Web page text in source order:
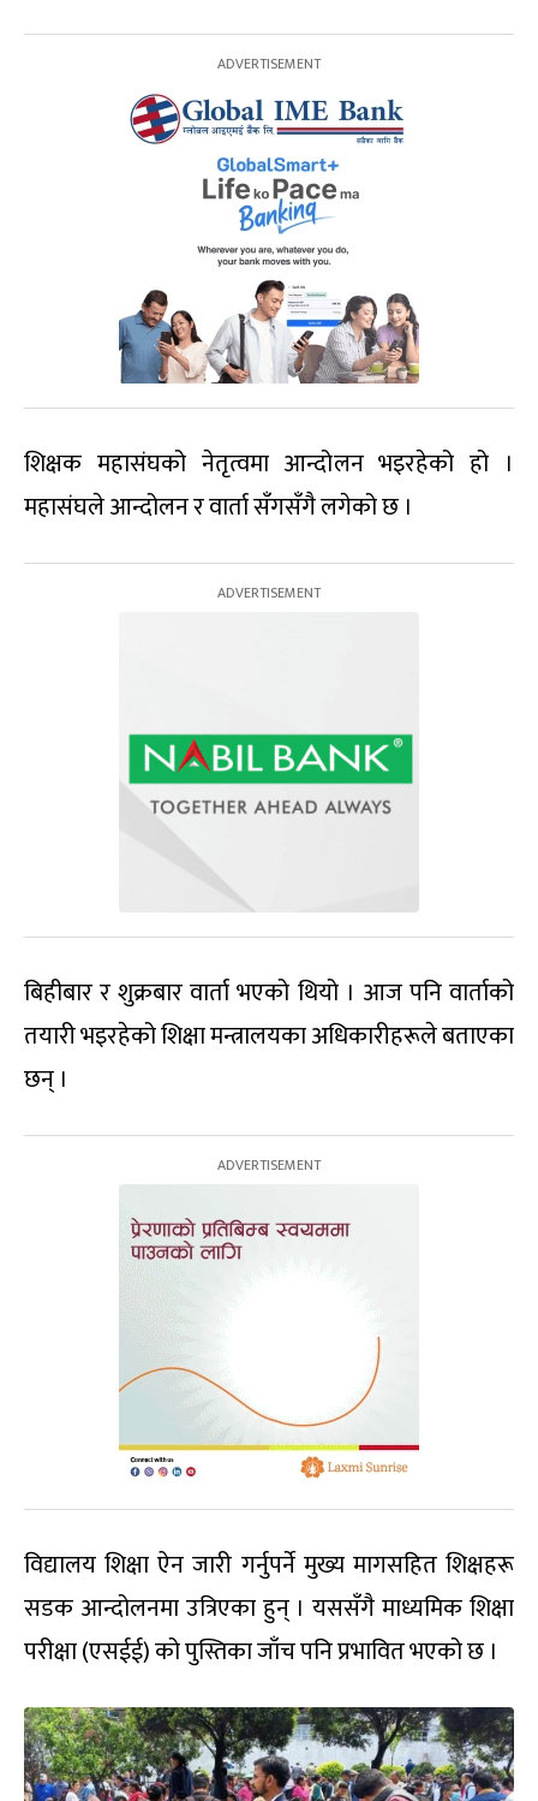
शिक्षक महासंघको नेतृत्वमा आन्दोलन भइरहेको हो ।
महासंघले आन्दोलन र वार्ता सँगसँगै लगेको छ ।
बिहीबार र शुक्रबार वार्ता भएको थियो । आज पनि वार्ताको
तयारी भइरहेको शिक्षा मन्त्रालयका अधिकारीहरूले बताएका
छन् ।
विद्यालय शिक्षा ऐन जारी गर्नुपर्ने मुख्य मागसहित शिक्षहरू
सडक आन्दोलनमा उत्रिएका हुन् । यससँगै माध्यमिक शिक्षा
परीक्षा (एसईई) को पुस्तिका जाँच पनि प्रभावित भएको छ ।